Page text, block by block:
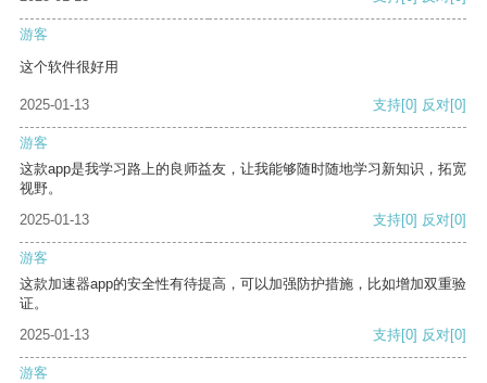
游客
这个软件很好用
2025-01-13 支持[0] 反对[0]
游客
这款app是我学习路上的良师益友，让我能够随时随地学习新知识，拓宽
视野。
2025-01-13
支持[0] 反对[0]
游客
这款加速器app的安全性有待提高，可以加强防护措施，比如增加双重验
证。
2025-01-13
支持[0] 反对[0]
游客